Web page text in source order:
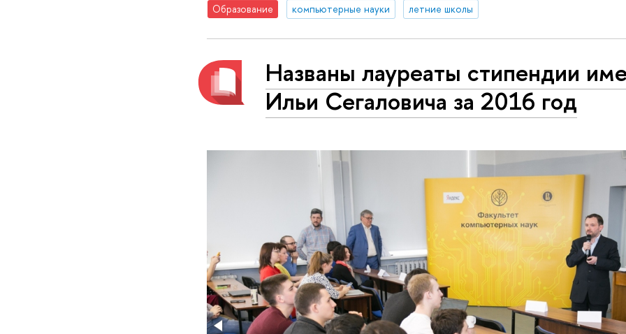
Образование компьютерные науки летние школы
Названы лауреаты стипендии
Ильи Сегаловича за 2016 год